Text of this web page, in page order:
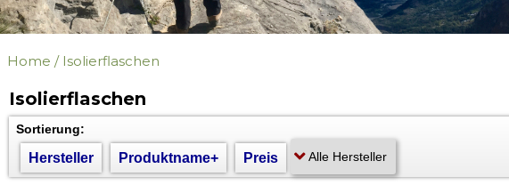
Home / Isolierflaschen
Isolierflaschen
Sortierung:
Hersteller Produktname+ Preis